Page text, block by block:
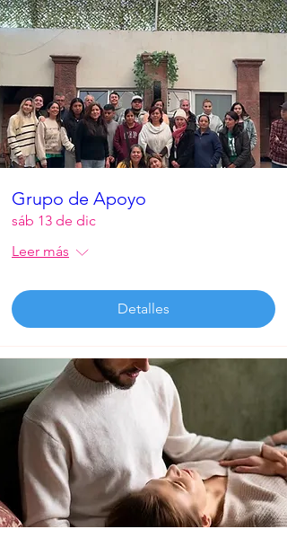
Grupo de Apoyo
sáb 13 de dic
Leer más
Detalles